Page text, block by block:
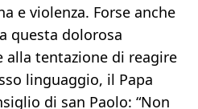
e violenza. Forse anche
questa dolorosa
alla tentazione di reagire
linguaggio, il Papa
di san Paolo: “Non